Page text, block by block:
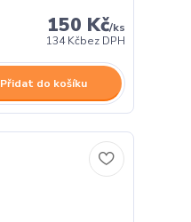
150 Kč/ks
134 Kčbez DPH
Přidat do košíku